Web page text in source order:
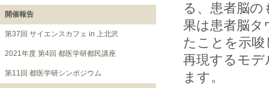
開催報告
第37回 サイエンスカフェ in 上北沢
2021年度 第4回 都医学研都民講座
第11回 都医学研シンポジウム
る、患者脳
果は患者脳タ
たことを示
再現するモデ
ます。